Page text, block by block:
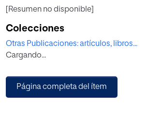
[Resumen no disponible]
Colecciones
Otras Publicaciones: artículos, libros...
Cargando...
Página completa del ítem